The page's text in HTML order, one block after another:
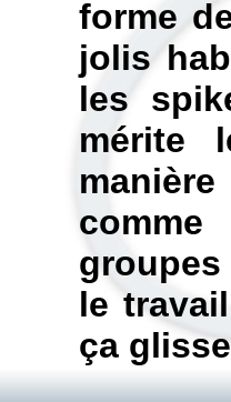
forme
jolis
les
mérite
le
ça